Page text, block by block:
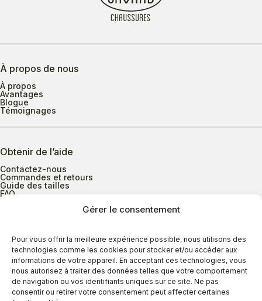
Gérer le consentement
Pour vous offrir la meilleure expérience possible, nous utilisons des
technologies comme les cookies pour stocker et/ou accéder aux
informations de votre appareil. En acceptant ces technologies, vous
nous autorisez à traiter des données telles que votre comportement
de navigation ou vos identifiants uniques sur ce site. Ne pas
consentir ou retirer votre consentement peut affecter certaines
À propos de nous
À propos
Avantages
Blogue
Témoignages
Obtenir de l’aide
Contactez-nous
Commandes et retours
Guide des tailles
FAQ
Heures d’ouverture
Lundi au mercredi
9h00 à 17h30
Jeudi
9h00 à 20h00
Vendredi
9h00 à 18h00